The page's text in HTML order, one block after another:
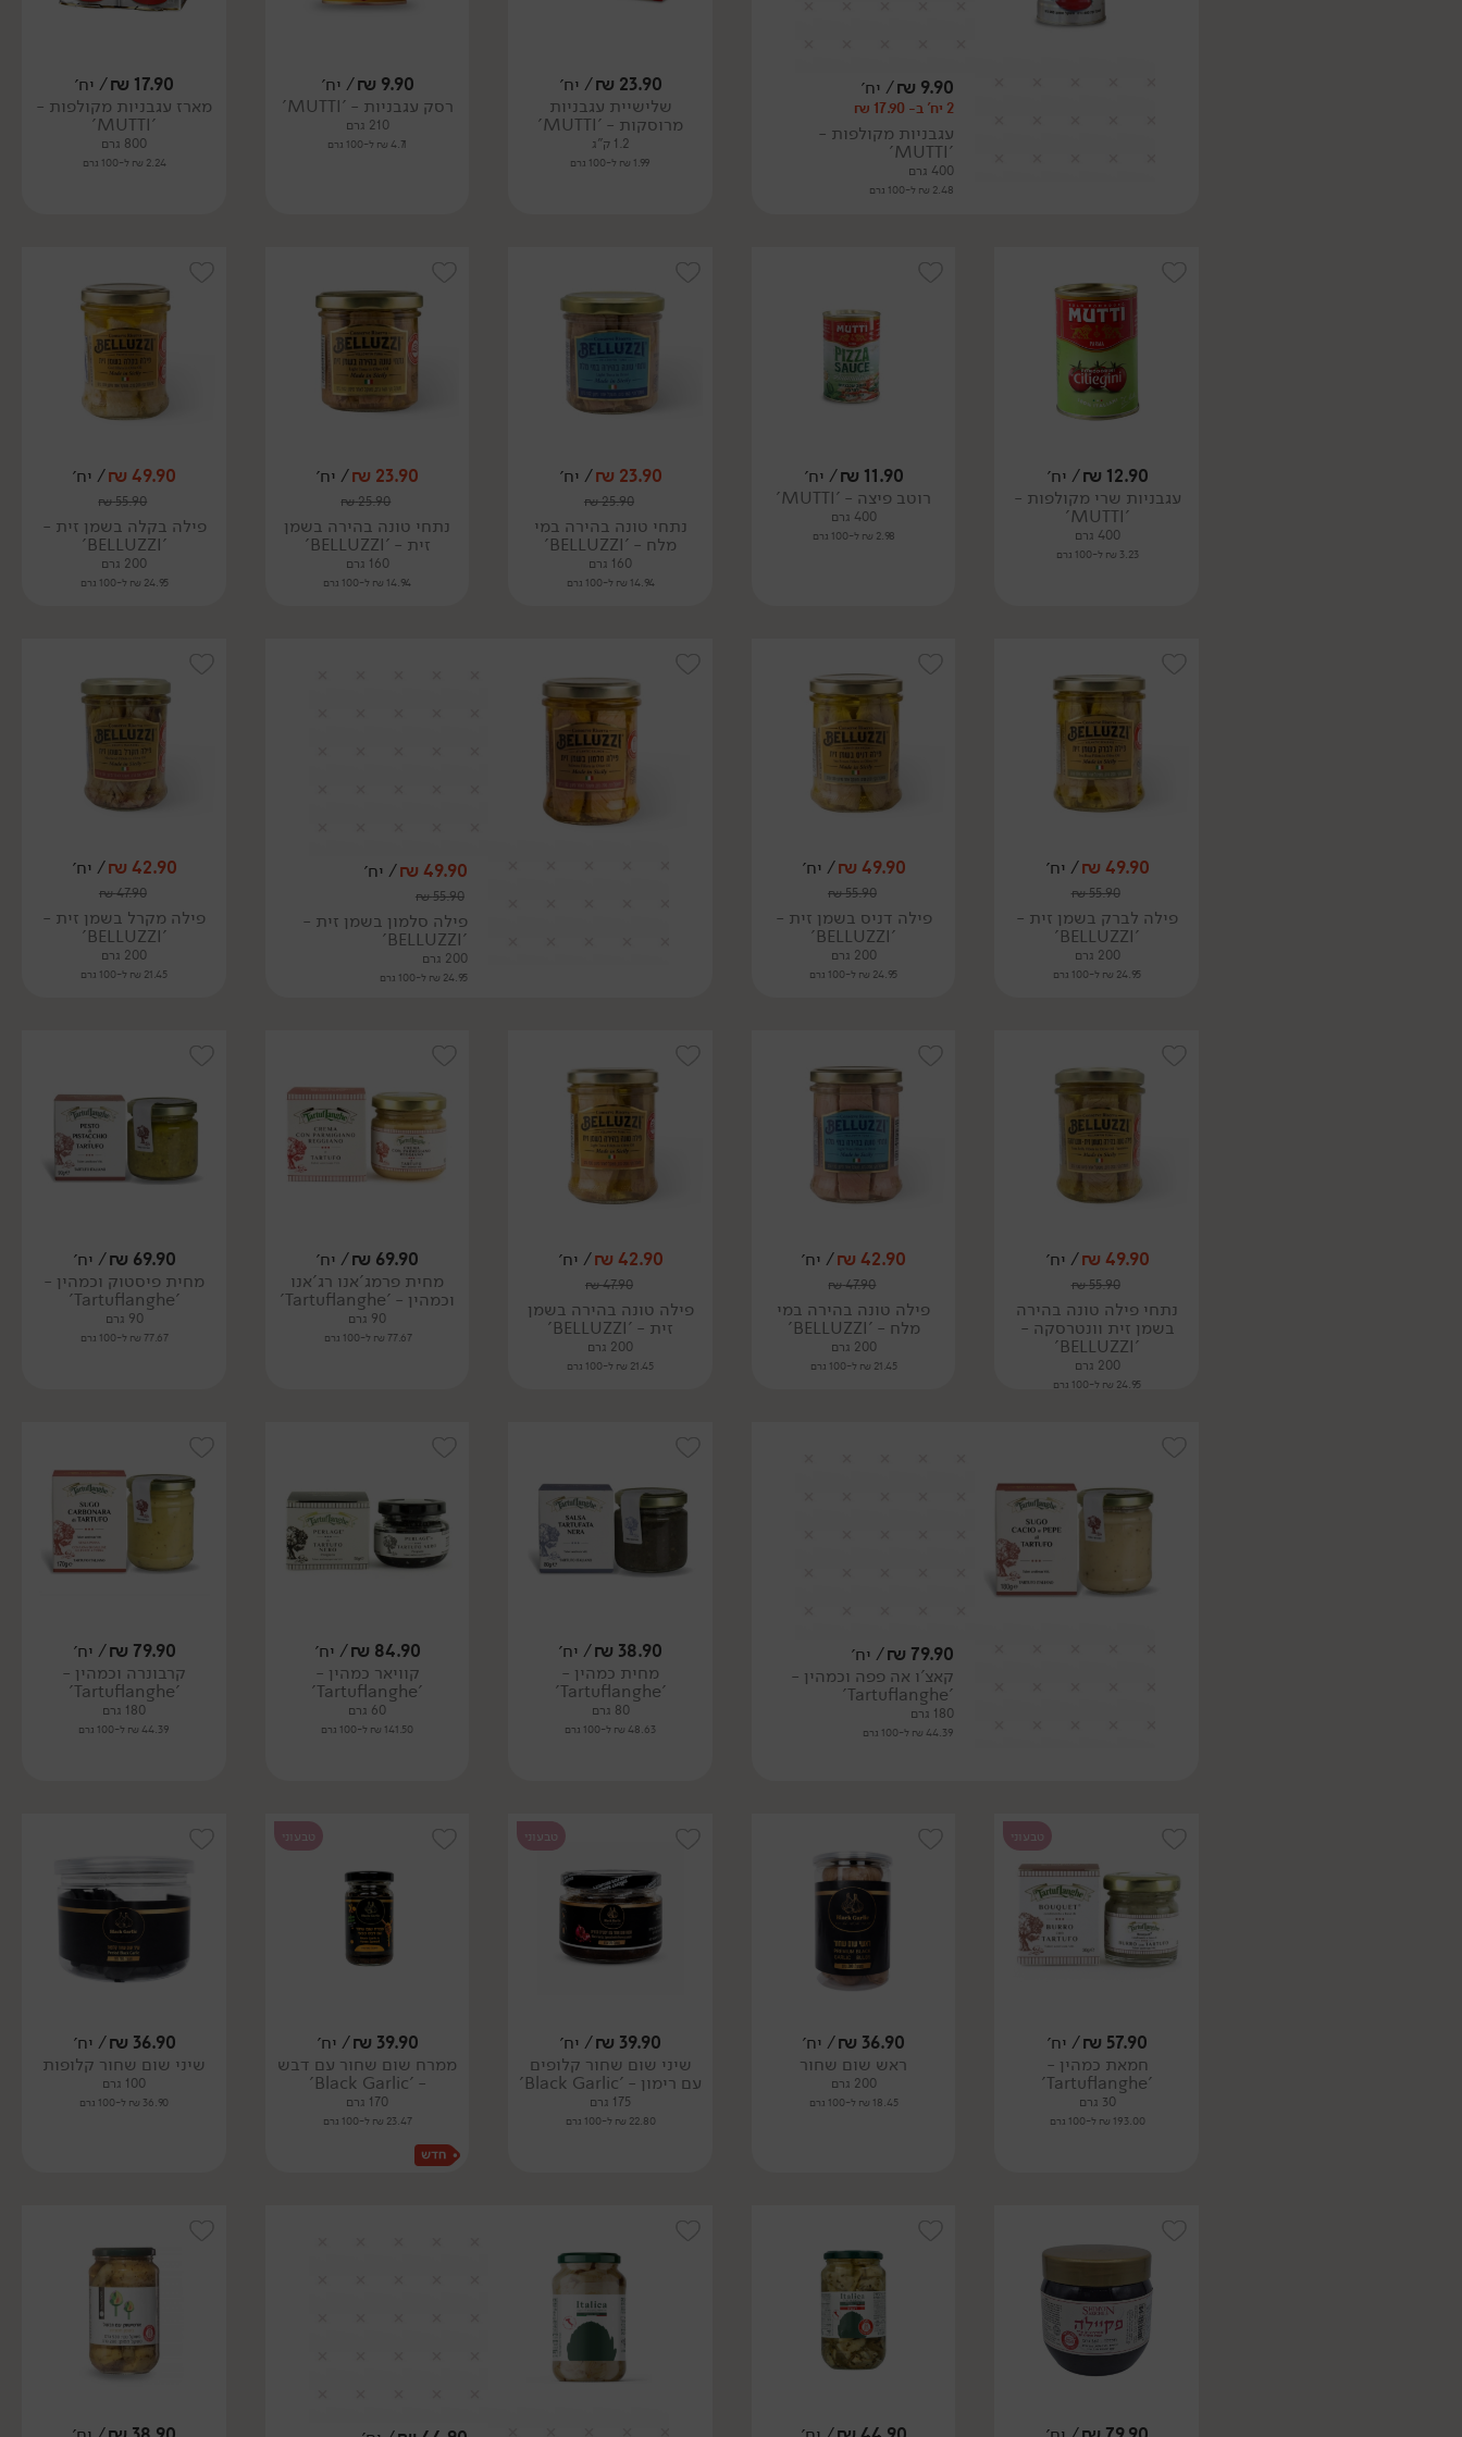
9.90
₪/ יח׳
2 יח' ב- 17.90 ₪
עגבניות מקולפות -
'MUTTI'
400 גרם
2.48 ₪ ל-100 גרם
23.90
₪/ יח׳
שלישיית עגבניות
מרוסקות - 'MUTTI'
1.2 ק"ג
1.99 ₪ ל-100 גרם
9.90
₪/ יח׳
רסק עגבניות - 'MUTTI'
210 גרם
4.71 ₪ ל-100 גרם
17.90
₪/ יח׳
מארז עגבניות מקולפות -
'MUTTI'
800 גרם
2.24 ₪ ל-100 גרם
12.90
₪/ יח׳
עגבניות שרי מקולפות -
'MUTTI'
400 גרם
3.23 ₪ ל-100 גרם
11.90
₪/ יח׳
רוטב פיצה - 'MUTTI'
400 גרם
2.98 ₪ ל-100 גרם
23.90
₪/ יח׳
25.90
₪
נתחי טונה בהירה במי
מלח - 'BELLUZZI'
160 גרם
14.94 ₪ ל-100 גרם
23.90
₪/ יח׳
25.90
₪
נתחי טונה בהירה בשמן
זית - 'BELLUZZI'
160 גרם
14.94 ₪ ל-100 גרם
49.90
₪/ יח׳
55.90
₪
פילה בקלה בשמן זית -
'BELLUZZI'
200 גרם
24.95 ₪ ל-100 גרם
49.90
₪/ יח׳
55.90
₪
פילה לברק בשמן זית -
'BELLUZZI'
200 גרם
24.95 ₪ ל-100 גרם
49.90
₪/ יח׳
55.90
₪
פילה דניס בשמן זית -
'BELLUZZI'
200 גרם
24.95 ₪ ל-100 גרם
49.90
₪/ יח׳
55.90
₪
פילה סלמון בשמן זית -
'BELLUZZI'
200 גרם
24.95 ₪ ל-100 גרם
42.90
₪/ יח׳
47.90
₪
פילה מקרל בשמן זית -
'BELLUZZI'
200 גרם
21.45 ₪ ל-100 גרם
49.90
₪/ יח׳
55.90
₪
נתחי פילה טונה בהירה
בשמן זית וונטרסקה -
'BELLUZZI'
200 גרם
24.95 ₪ ל-100 גרם
42.90
₪/ יח׳
47.90
₪
פילה טונה בהירה במי
מלח - 'BELLUZZI'
200 גרם
21.45 ₪ ל-100 גרם
42.90
₪/ יח׳
47.90
₪
פילה טונה בהירה בשמן
זית - 'BELLUZZI'
200 גרם
21.45 ₪ ל-100 גרם
69.90
₪/ יח׳
מחית פרמג'אנו רג'אנו
וכמהין - 'Tartuflanghe'
90 גרם
77.67 ₪ ל-100 גרם
69.90
₪/ יח׳
מחית פיסטוק וכמהין -
'Tartuflanghe'
90 גרם
77.67 ₪ ל-100 גרם
79.90
₪/ יח׳
קאצ'ו אה פפה וכמהין -
'Tartuflanghe'
180 גרם
44.39 ₪ ל-100 גרם
38.90
₪/ יח׳
מחית כמהין -
'Tartuflanghe'
80 גרם
48.63 ₪ ל-100 גרם
84.90
₪/ יח׳
קוויאר כמהין -
'Tartuflanghe'
60 גרם
141.50 ₪ ל-100 גרם
79.90
₪/ יח׳
קרבונרה וכמהין -
'Tartuflanghe'
180 גרם
44.39 ₪ ל-100 גרם
טבעוני
57.90
₪/ יח׳
חמאת כמהין -
'Tartuflanghe'
30 גרם
193.00 ₪ ל-100 גרם
36.90
₪/ יח׳
ראש שום שחור
200 גרם
18.45 ₪ ל-100 גרם
טבעוני
39.90
₪/ יח׳
שיני שום שחור קלופים
עם רימון - 'Black Garlic'
175 גרם
22.80 ₪ ל-100 גרם
טבעוני
39.90
₪/ יח׳
ממרח שום שחור עם דבש
- 'Black Garlic'
170 גרם
23.47 ₪ ל-100 גרם
36.90
₪/ יח׳
שיני שום שחור קלופות
100 גרם
36.90 ₪ ל-100 גרם